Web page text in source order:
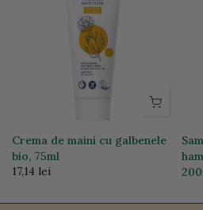
Crema de maini cu galbenele
bio, 75ml
17,14 lei